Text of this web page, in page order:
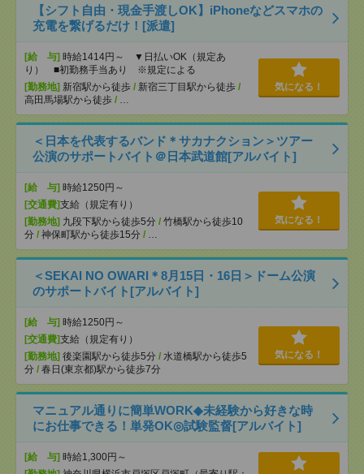
【シフト自由・現金手渡しOK】iPhoneなどスマホの
充電を繋げるだけ！[派遣]
[給 与] 時給1414円～ ▼日払いOK（規定あ
り） ■初勤務手当あり ※規定による
[勤務地] 新宿駅から徒歩 / 新宿三丁目駅から徒歩 /
高田馬場駅から徒歩 / …
気になる！
＜日本を代表するバンド＊サカナクション＞ツアー
公演のサポートバイト＠日本武道館[アルバイト]
[給 与] 時給1250円～
[交通費]支給（規定有り）
[勤務地] 九段下駅から徒歩5分 / 竹橋駅から徒歩10
分 / 神保町駅から徒歩15分 / …
気になる！
＜SEKAI NO OWARI＊8月15日・16日＞ドーム公演
のサポートバイト[アルバイト]
[給 与] 時給1250円～
[交通費]支給（規定有り）
[勤務地] 後楽園駅から徒歩5分 / 水道橋駅から徒歩5
分 / 春日(東京都)駅から徒歩7分
気になる！
マニュアル通りに簡単WORK◆未経験から好きな時
にお仕事できる！単発OK◎試験監督[アルバイト]
[給 与] 時給1,300円～